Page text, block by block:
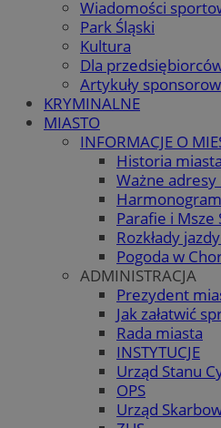
Wiadomości
Park Śląski
Kultura
Dla
Artykuły
KRYMINALNE
MIASTO
INFORMACJE O
Historia miasta
Ważne
Parafie i
Rozkłady
Pogoda w
ADMINISTRACJA
Prezydent
Jak załatwić
Rada miasta
INSTYTUCJE
Urząd Stanu
OPS
Urząd